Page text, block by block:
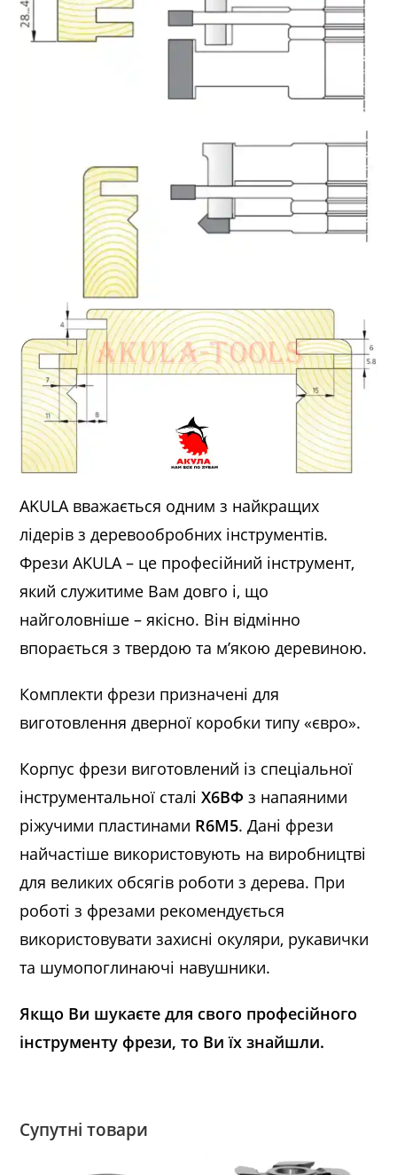
AKULA вважається одним з найкращих
лідерів з деревообробних інструментів.
Фрези AKULA – це професійний інструмент,
який служитиме Вам довго і, що
найголовніше – якісно. Він відмінно
впорається з твердою та м’якою деревиною.
Комплекти фрези призначені для
виготовлення дверної коробки типу «євро».
Корпус фрези виготовлений із спеціальної
інструментальної сталіХ6ВФ з напаяними
ріжучими пластинами R6M5. Дані фрези
найчастіше використовують на виробництві
для великих обсягів роботи з дерева. При
роботі з фрезами рекомендується
використовувати захисні окуляри, рукавички
та шумопоглинаючі навушники.
Якщо Ви шукаєте для свого професійного
інструменту фрези, то Ви їх знайшли.
Супутні товари